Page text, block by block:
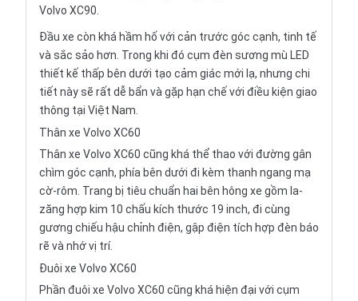
Volvo XC90.
Đầu xe còn khá hầm hố với cản trước góc cạnh, tinh tế
và sắc sảo hơn. Trong khi đó cụm đèn sương mù LED
thiết kế thấp bên dưới tạo cảm giác mới lạ, nhưng chi
tiết này sẽ rất dễ bẩn và gặp hạn chế với điều kiện giao
thông tại Việt Nam.
Thân xe Volvo XC60
Thân xe Volvo XC60 cũng khá thể thao với đường gân
chìm góc cạnh, phía bên dưới đi kèm thanh ngang mạ
cờ-rôm. Trang bị tiêu chuẩn hai bên hông xe gồm la-
zăng hợp kim 10 chấu kích thước 19 inch, đi cùng
gương chiếu hậu chỉnh điện, gập điện tích hợp đèn báo
rẽ và nhớ vị trí.
Đuôi xe Volvo XC60
Phần đuôi xe Volvo XC60 cũng khá hiện đại với cụm